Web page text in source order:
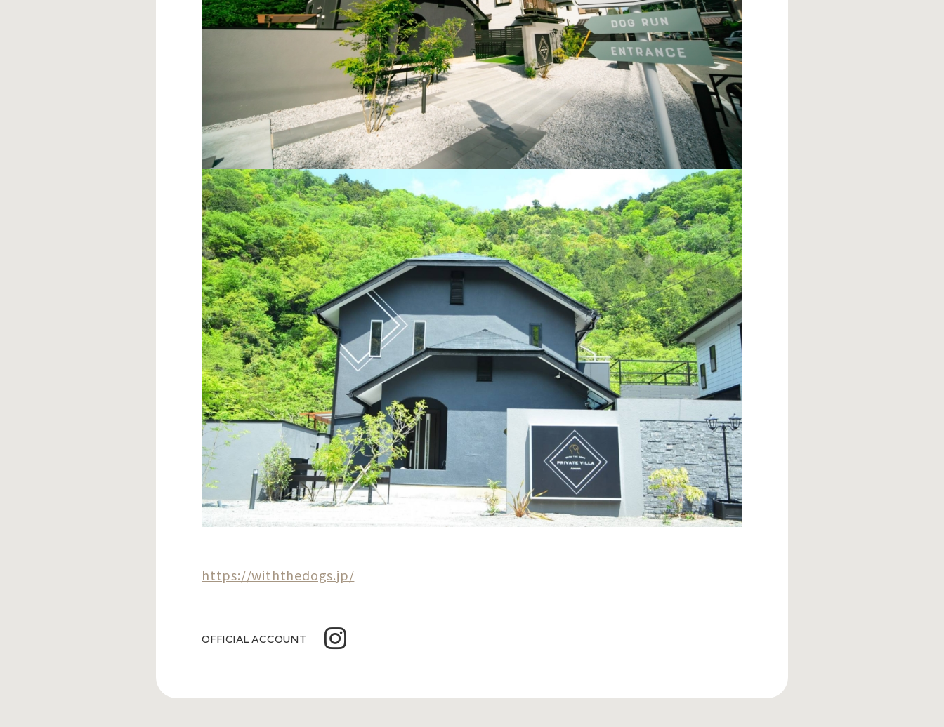
https://withthedogs.jp/
OFFICIAL ACCOUNT